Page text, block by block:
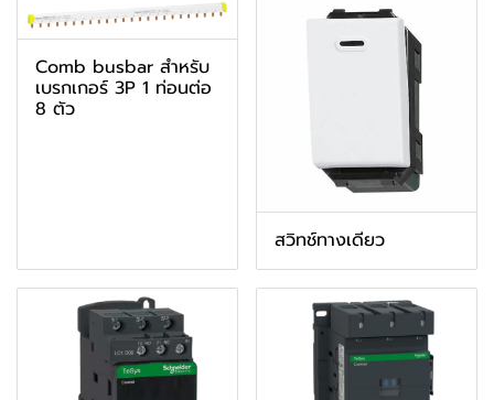
Comb busbar สำหรับ
เบรกเกอร์ 3P 1 ท่อนต่อ
8 ตัว
สวิทช์ทางเดียว